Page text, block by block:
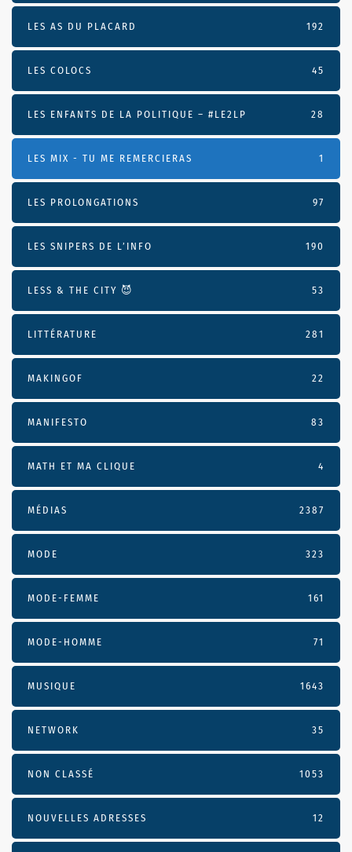
LES AS DU PLACARD 192
LES COLOCS 45
LES ENFANTS DE LA POLITIQUE – #LE2LP 28
LES MIX - TU ME REMERCIERAS 1
LES PROLONGATIONS 97
LES SNIPERS DE L’INFO 190
LESS & THE CITY 😈 53
LITTÉRATURE 281
MAKINGOF 22
MANIFESTO 83
MATH ET MA CLIQUE 4
MÉDIAS 2387
MODE 323
MODE-FEMME 161
MODE-HOMME 71
MUSIQUE 1643
NETWORK 35
NON CLASSÉ 1053
NOUVELLES ADRESSES 12